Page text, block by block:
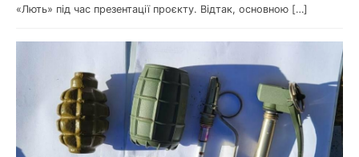
«Лють» під час презентації проєкту. Відтак, основною […]